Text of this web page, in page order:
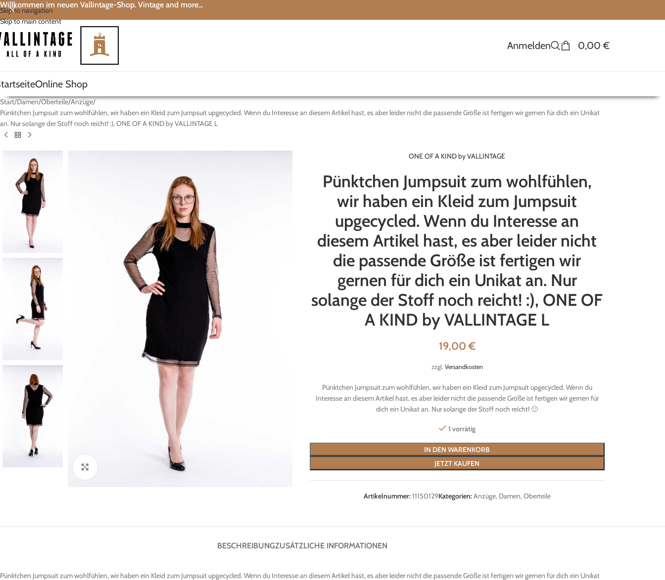
Skip to navigation
Skip to main content
Willkommen im neuen Vallintage-Shop. Vintage and more...
Anmelden 0,00€
Online Shop
Start Damen Oberteile Anzüge
Pünktchen Jumpsuit zum wohlfühlen, wir haben ein Kleid zum Jumpsuit upgecycled. Wenn du Interesse an diesem Artikel hast, es aber leider nicht die passende Größe ist fertigen wir gernen für dich ein Unikat
an. Nur solange der Stoff noch reicht! :), ONE OF A KIND by VALLINTAGE L
ONE OF A KIND by VALLINTAGE
Pünktchen Jumpsuit zum wohlfühlen,
wir haben ein Kleid zum Jumpsuit
upgecycled. Wenn du Interesse an
diesem Artikel hast, es aber leider nicht
die passende Größe ist fertigen wir
gernen für dich ein Unikat an. Nur
solange der Stoff noch reicht! :), ONE OF
A KIND by VALLINTAGE L
19,00€
zzgl. Versandkosten
Pünktchen Jumpsuit zum wohlfühlen, wir haben ein Kleid zum Jumpsuit upgecycled. Wenn du
Interesse an diesem Artikel hast, es aber leider nicht die passende Größe ist fertigen wir gernen für
dich ein Unikat an. Nur solange der Stoff noch reicht! 🙂
1 vorrätig
IN DEN WARENKORB
JETZT KAUFEN
Artikelnummer:11150129Kategorien:Anzüge, Damen,Oberteile
BESCHREIBUNGZUSÄTZLICHE INFORMATIONEN
Pünktchen Jumpsuit zum wohlfühlen, wir haben ein Kleid zum Jumpsuit upgecycled. Wenn du Interesse an diesem Artikel hast, es aber leider nicht die passende Größe ist fertigen wir gernen für dich ein Unikat